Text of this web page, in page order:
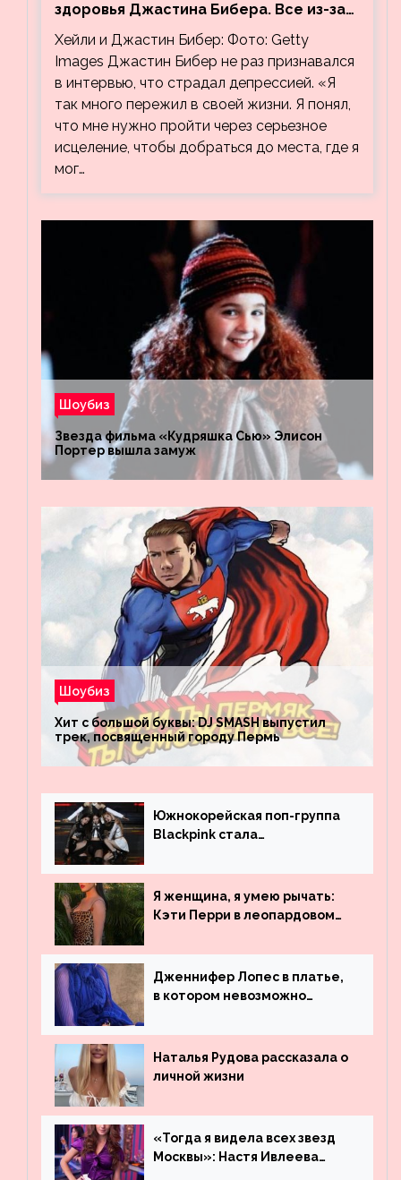
здоровья Джастина Бибера. Все из-за
видео, на котором его успокаивает
Хейли
Хейли и Джастин Бибер: Фото: Getty
Images Джастин Бибер не раз признавался
в интервью, что страдал депрессией. «Я
так много пережил в своей жизни. Я понял,
что мне нужно пройти через серьезное
исцеление, чтобы добраться до места, где я
мог…
Шоубиз
Звезда фильма «Кудряшка Сью» Элисон
Портер вышла замуж
Шоубиз
Хит с большой буквы: DJ SMASH выпустил
трек, посвященный городу Пермь
Южнокорейская поп-группа
Blackpink стала
просмотрам на YouTube. Они
обогнали даже Джастина
Бибера
Я женщина, я умею рычать:
Кэти Перри в леопардовом
Дженнифер Лопес в платье,
в котором невозможно
Наталья Рудова рассказала о
личной жизни
«Тогда я видела всех звезд
Москвы»: Настя Ивлеева